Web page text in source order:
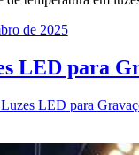
de 2025
LED para
LED para